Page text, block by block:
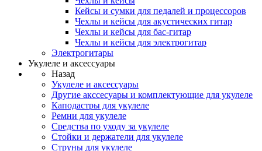
Кейсы и сумки для педалей и процессоров
Чехлы и кейсы для акустических гитар
Чехлы и кейсы для бас-гитар
Чехлы и кейсы для электрогитар
Электрогитары
Укулеле и аксессуары
Назад
Укулеле и аксессуары
Другие акссесуары и комплектующие для укулеле
Каподастры для укулеле
Ремни для укулеле
Средства по уходу за укулеле
Стойки и держатели для укулеле
Струны для укулеле